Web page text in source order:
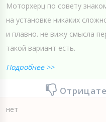
Моторхерц по совету
на установке никаких
и плавно. не вижу смысла
такой вариант есть.
Подробнее >>
нет